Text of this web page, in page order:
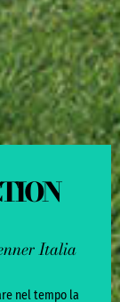
Italia
nel tempo la